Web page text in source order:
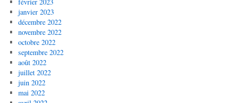
janvier 2023
décembre 2022
novembre 2022
octobre 2022
septembre 2022
août 2022
juillet 2022
juin 2022
mai 2022